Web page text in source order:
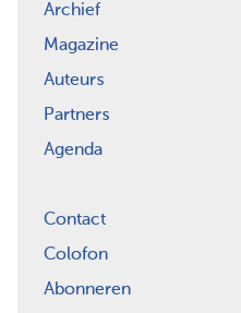
Archief
Magazine
Auteurs
Partners
Agenda
Contact
Colofon
Abonneren